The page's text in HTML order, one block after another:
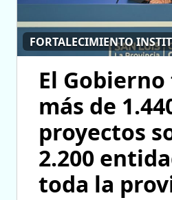
FORTALECIMIENTO
El
más de
proyectos
2.200
toda la